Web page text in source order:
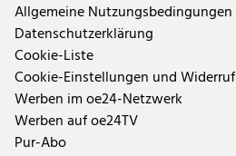
Allgemeine Nutzungsbedingungen
Datenschutzerklärung
Cookie-Liste
Cookie-Einstellungen und Widerruf
Werben im oe24-Netzwerk
Werben auf oe24TV
Pur-Abo